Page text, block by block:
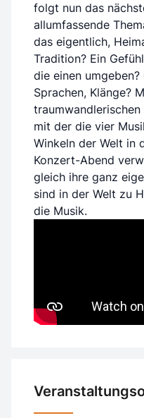
folgt nun das
allumfassende
das eigentlich,
Tradition? Ein
die einen
Sprachen, Klänge?
mit der die vier
Winkeln der Welt in
Konzert-Abend
gleich ihre ganz
sind in der Welt zu
die Musik.